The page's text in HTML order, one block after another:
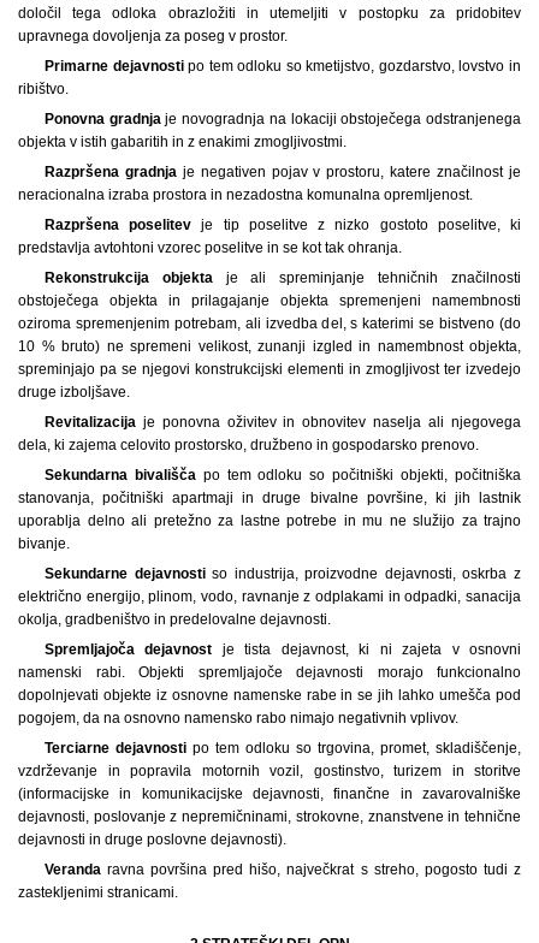
določil tega odloka obrazložiti in utemeljiti v postopku za pridobitev
upravnega dovoljenja za poseg v prostor.
Primarne dejavnostipo tem odloku so kmetijstvo, gozdarstvo, lovstvo in
ribištvo.
Ponovna gradnjaje novogradnja na lokaciji obstoječega odstranjenega
objekta v istih gabaritih in z enakimi zmogljivostmi.
Razpršena gradnja je negativen pojav v prostoru, katere značilnost je
neracionalna izraba prostora in nezadostna komunalna opremljenost.
Razpršena poselitevje tip poselitve z nizko gostoto poselitve, ki
predstavlja avtohtoni vzorec poselitve in se kot tak ohranja.
Rekonstrukcija objektaje ali spreminjanje tehničnih značilnosti
obstoječega objekta in prilagajanje objekta spremenjeni namembnosti
oziroma spremenjenim potrebam, ali izvedba del, s katerimi se bistveno (do
10 % bruto) ne spremeni velikost, zunanji izgled in namembnost objekta,
spreminjajo pa se njegovi konstrukcijski elementi in zmogljivost ter izvedejo
druge izboljšave.
Revitalizacija je ponovna oživitev in obnovitev naselja ali njegovega
dela, ki zajema celovito prostorsko, družbeno in gospodarsko prenovo.
Sekundarna bivališčapo tem odloku so počitniški objekti, počitniška
stanovanja, počitniški apartmaji in druge bivalne površine, ki jih lastnik
uporablja delno ali pretežno za lastne potrebe in mu ne služijo za trajno
bivanje.
Sekundarne dejavnostiso industrija, proizvodne dejavnosti, oskrba z
električno energijo, plinom, vodo, ravnanje z odplakami in odpadki, sanacija
okolja, gradbeništvo in predelovalne dejavnosti.
Spremljajoča dejavnost je tista dejavnost, ki ni zajeta v osnovni
namenski rabi. Objekti spremljajoče dejavnosti morajo funkcionalno
dopolnjevati objekte iz osnovne namenske rabe in se jih lahko umešča pod
pogojem, da na osnovno namensko rabo nimajo negativnih vplivov.
Terciarne dejavnostipo tem odloku so trgovina, promet, skladiščenje,
vzdrževanje in popravila motornih vozil, gostinstvo, turizem in storitve
(informacijske in komunikacijske dejavnosti, finančne in zavarovalniške
dejavnosti, poslovanje z nepremičninami, strokovne, znanstvene in tehnične
dejavnosti in druge poslovne dejavnosti).
Verandaravna površina pred hišo, največkrat s streho, pogosto tudi z
zastekljenimi stranicami.